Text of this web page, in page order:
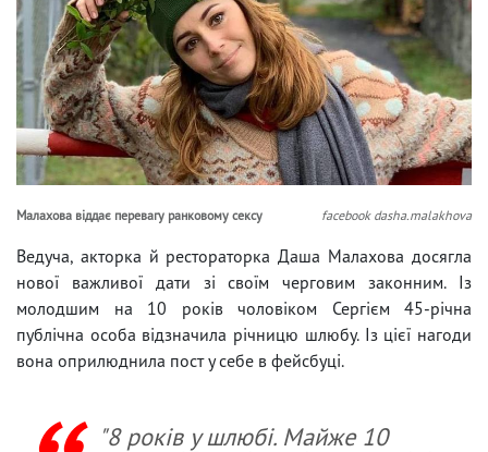
Малахова віддає перевагу ранковому сексу facebook dasha.malakhova
Ведуча, акторка й рестораторка Даша Малахова досягла
нової важливої дати зі своїм черговим законним. Із
молодшим на 10 років чоловіком Сергієм 45-річна
публічна особа відзначила річницю шлюбу. Із цієї нагоди
вона оприлюднила пост у себе в фейсбуці.
"8 років у шлюбі. Майже 10